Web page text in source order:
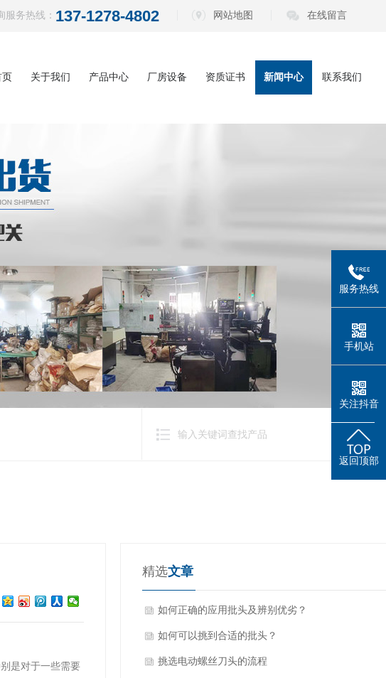
服务热线： 137-1278-4802 网站地图 在线留言
页 关于我们 产品中心 厂房设备 资质证书 新闻中心 联系我们
是对于一些需要
精选文章
如何正确的应用批头及辨别优劣？
如何可以挑到合适的批头？
挑选电动螺丝刀头的流程
服务热线
手机站
关注抖音
返回顶部